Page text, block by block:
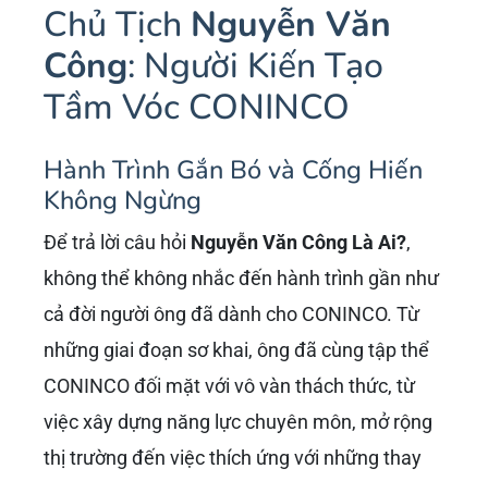
Chủ Tịch Nguyễn Văn
Công: Người Kiến Tạo
Tầm Vóc CONINCO
Hành Trình Gắn Bó và Cống Hiến
Không Ngừng
Để trả lời câu hỏi Nguyễn Văn Công Là Ai?,
không thể không nhắc đến hành trình gần như
cả đời người ông đã dành cho CONINCO. Từ
những giai đoạn sơ khai, ông đã cùng tập thể
CONINCO đối mặt với vô vàn thách thức, từ
việc xây dựng năng lực chuyên môn, mở rộng
thị trường đến việc thích ứng với những thay